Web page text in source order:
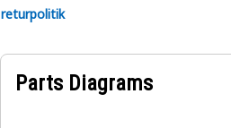
returpolitik
Parts Diagrams